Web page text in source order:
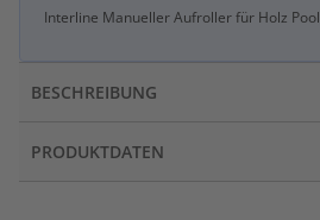
Interline Manueller Aufroller für Holz Pool
BESCHREIBUNG
PRODUKTDATEN